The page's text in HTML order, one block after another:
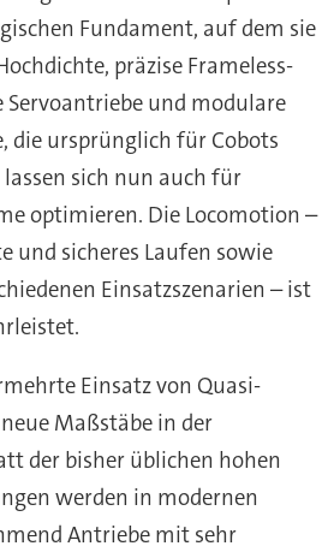
Fundament, auf dem sie
präzise Frameless-
und modulare
die ursprünglich für Cobots
sich nun auch für
optimieren. Die Locomotion –
und sicheres Laufen sowie
Einsatzszenarien – ist
Einsatz von Quasi-
Maßstäbe in der
der bisher üblichen hohen
werden in modernen
Antriebe mit sehr